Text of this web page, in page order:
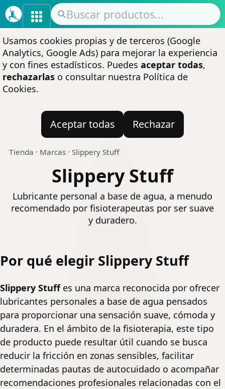
Usamos cookies propias y de terceros (Google
Analytics, Google Ads) para mejorar la experiencia
y con fines estadísticos. Puedes aceptar todas,
rechazarlaso consultar nuestra Política de
Cookies.
Aceptar todas Rechazar
Tienda · Marcas · Slippery Stuff
Slippery Stuff
Lubricante personal a base de agua, a menudo
recomendado por fisioterapeutas por ser suave
y duradero.
Por qué elegir Slippery Stuff
Slippery Stuffes una marca reconocida por ofrecer
lubricantes personales a base de agua pensados
para proporcionar una sensación suave, cómoda y
duradera. En el ámbito de la fisioterapia, este tipo
de producto puede resultar útil cuando se busca
reducir la fricción en zonas sensibles, facilitar
determinadas pautas de autocuidado o acompañar
recomendaciones profesionales relacionadas con el